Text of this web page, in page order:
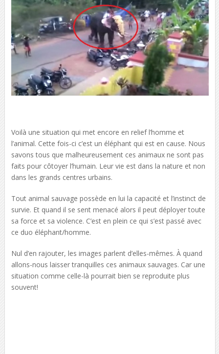
Voilà une situation qui met encore en relief l’homme et
l’animal. Cette fois-ci c’est un éléphant qui est en cause. Nous
savons tous que malheureusement ces animaux ne sont pas
faits pour côtoyer l’humain. Leur vie est dans la nature et non
dans les grands centres urbains.
Tout animal sauvage possède en lui la capacité et l’instinct de
survie. Et quand il se sent menacé alors il peut déployer toute
sa force et sa violence. C’est en plein ce qui s’est passé avec
ce duo éléphant/homme.
Nul d’en rajouter, les images parlent d’elles-mêmes. À quand
allons-nous laisser tranquilles ces animaux sauvages. Car une
situation comme celle-là pourrait bien se reproduite plus
souvent!